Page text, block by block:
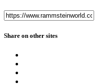
Share on other sites